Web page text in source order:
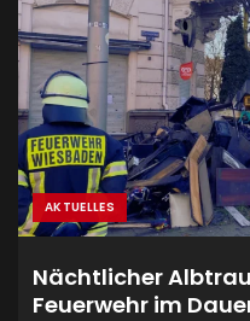
AKTUELLES
Nächtlicher
Feuerwehr im